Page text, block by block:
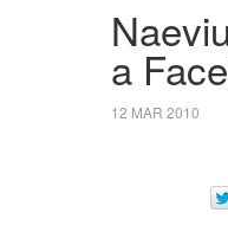
a
12 MAR 2010